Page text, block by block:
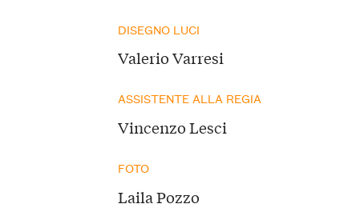
DISEGNO LUCI
Valerio Varresi
ASSISTENTE ALLA REGIA
Vincenzo Lesci
FOTO
Laila Pozzo